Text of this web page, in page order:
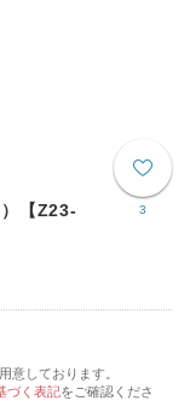
3
【Z23-
意しております。
づく表記をご確認くださ